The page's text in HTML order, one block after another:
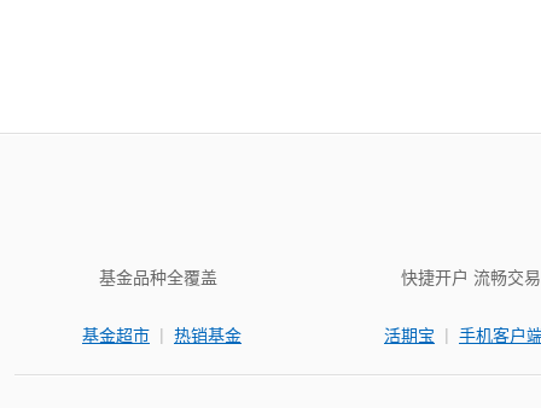
基金品种全覆盖
基金超市 | 热销基金
快捷开户 流畅交易
活期宝 | 手机客户